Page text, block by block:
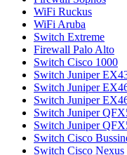
WiFi Ruckus
WiFi Aruba
Switch Extreme
Firewall Palo Alto
Switch Cisco 1000
Switch Juniper
Switch Juniper
Switch Juniper
Switch Juniper
Switch Juniper
Switch Cisco
Switch Cisco Nexus